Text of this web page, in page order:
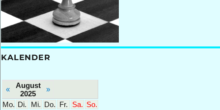
KALENDER
«
August
2025
»
Mo. Di. Mi. Do. Fr. Sa. So.